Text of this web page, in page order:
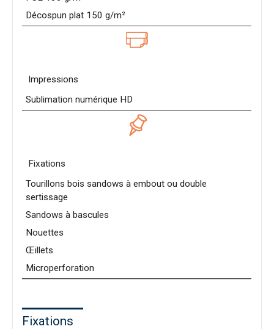
Décospun plat 150 g/m²
Impressions
Sublimation numérique HD
Fixations
Tourillons bois sandows à embout ou double
sertissage
Sandows à bascules
Nouettes
Œillets
Microperforation
Fixations